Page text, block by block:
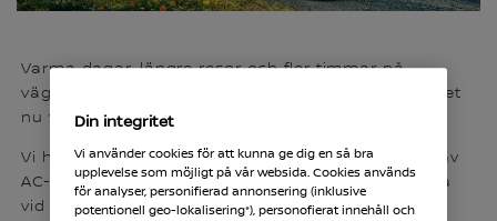
Varma dagar, längre resor och fler timmar på
vägarna ställer högre krav på din bil. Därför kan det
nu vara hög tid att se över din Nissan.
Vi hjälper dig med service och underhåll, kontroll av
AC-systemet samt reparation eller byte av vindruta
vid behov.
Din integritet
Vi använder cookies för att kunna ge dig en så bra
upplevelse som möjligt på vår websida. Cookies används
för analyser, personifierad annonsering (inklusive
potentionell geo-lokalisering*), personofierat innehåll och